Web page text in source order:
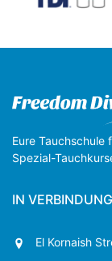
Eure Tauchschule
Spezial-
IN
El Kornaish